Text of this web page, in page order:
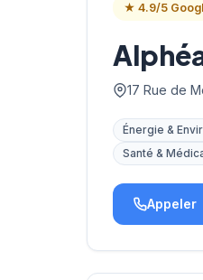
★ 4.9/5
17 Rue de
Énergie &
Santé &
Appeler